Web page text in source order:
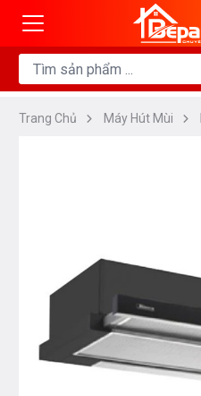
Trang Chủ Máy Hút Mùi